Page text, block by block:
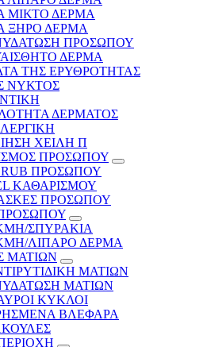
ΜΙΚΤΟ ΔΕΡΜΑ
ΞΗΡΟ ΔΕΡΜΑ
ΠΡΟΣΩΠΟΥ
ΔΕΡΜΑ
ΤΗΣ ΕΡΥΘΡΟΤΗΤΑΣ
ΝΥΚΤΟΣ
ΔΕΡΜΑΤΟΣ
ΧΕΙΛΗ Π
ΠΡΟΣΩΠΟΥ
ΠΡΟΣΩΠΟΥ
ΚΑΘΑΡΙΣΜΟΥ
ΠΡΟΣΩΠΟΥ
ΣΠΥΡΑΚΙΑ
ΛΙΠΑΡΟ ΔΕΡΜΑ
ΜΑΤΙΩΝ
ΜΑΤΙΩΝ
ΜΑΤΙΩΝ
ΚΥΚΛΟΙ
ΒΛΕΦΑΡΑ